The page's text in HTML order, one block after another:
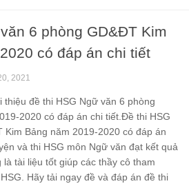
6 phòng GD&ĐT Kim
có đáp án chi tiết
2021
thiệu đề thi HSG Ngữ văn 6 phòng
2020 có đáp án chi tiết.Đề thi HSG
Kim Bảng năm 2019-2020 có đáp án
và thi HSG môn Ngữ văn đạt kết quả
tài liệu tốt giúp các thầy cô tham
Hãy tải ngay đề và đáp án đề thi